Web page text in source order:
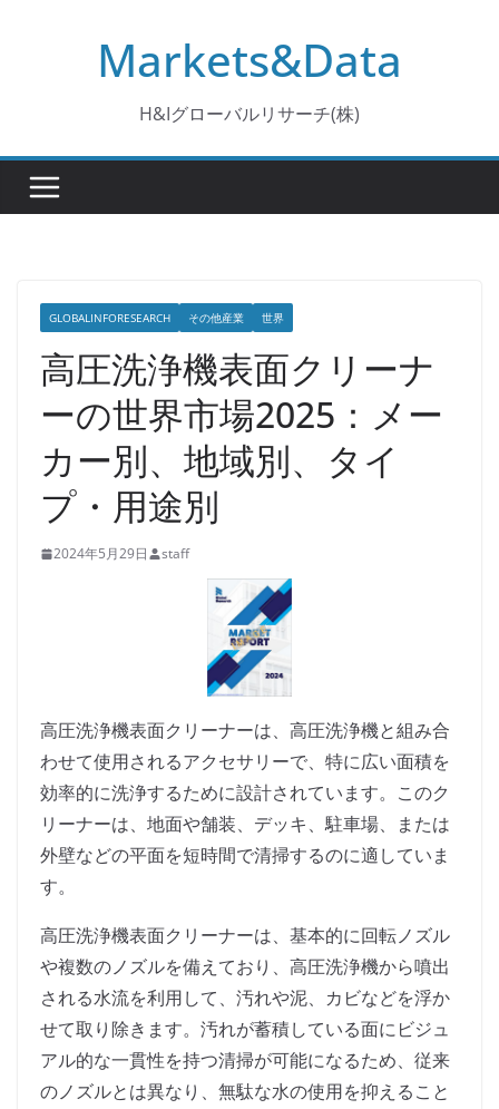
Markets&Data
H&Iグローバルリサーチ(株)
GLOBALINFORESEARCH その他産業 世界
高圧洗浄機表面クリーナ
ーの世界市場2025：メー
カー別、地域別、タイ
プ・用途別
2024年5月29日 staff
高圧洗浄機表面クリーナーは、高圧洗浄機と組み合
わせて使用されるアクセサリーで、特に広い面積を
効率的に洗浄するために設計されています。このク
リーナーは、地面や舗装、デッキ、駐車場、または
外壁などの平面を短時間で清掃するのに適していま
す。
高圧洗浄機表面クリーナーは、基本的に回転ノズル
や複数のノズルを備えており、高圧洗浄機から噴出
される水流を利用して、汚れや泥、カビなどを浮か
せて取り除きます。汚れが蓄積している面にビジュ
アル的な一貫性を持つ清掃が可能になるため、従来
のノズルとは異なり、無駄な水の使用を抑えること